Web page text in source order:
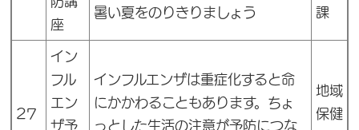
座
暑い夏をのりきりましょう
課
27
イン
フル
エン
ザ予
インフルエンザは重症化すると命
にかかわることもあります。ちょ
っとした生活の注意が予防につな
地域
保健